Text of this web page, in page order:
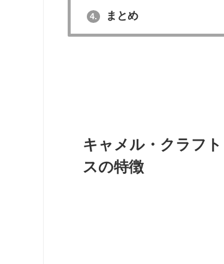
4. まとめ
キャメル・クラフ
スの特徴